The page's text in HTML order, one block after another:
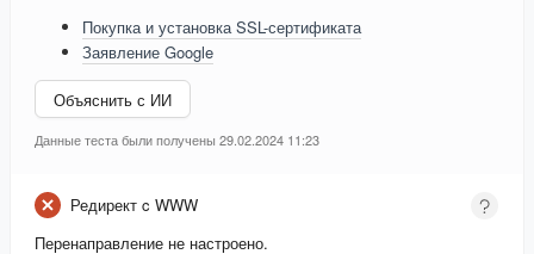
Покупка и установка SSL-сертификата
Заявление Google
Объяснить с ИИ
Данные теста были получены 29.02.2024 11:23
Редирект c WWW
Перенаправление не настроено.